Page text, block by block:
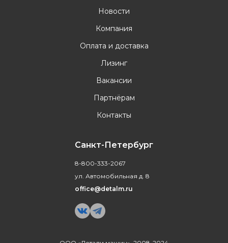
Новости
Компания
Оплата и доставка
Лизинг
Вакансии
Партнёрам
Контакты
Санкт-Петербург
8-800-333-2067
ул. Автомобильная д. 8
office@detalm.ru